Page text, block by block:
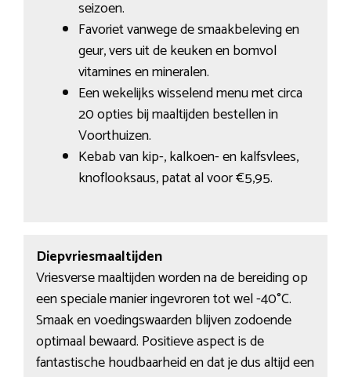
seizoen.
Favoriet vanwege de smaakbeleving en
geur, vers uit de keuken en bomvol
vitamines en mineralen.
Een wekelijks wisselend menu met circa
20 opties bij maaltijden bestellen in
Voorthuizen.
Kebab van kip-, kalkoen- en kalfsvlees,
knoflooksaus, patat al voor €5,95.
Diepvriesmaaltijden
Vriesverse maaltijden worden na de bereiding op
een speciale manier ingevroren tot wel -40°C.
Smaak en voedingswaarden blijven zodoende
optimaal bewaard. Positieve aspect is de
fantastische houdbaarheid en dat je dus altijd een